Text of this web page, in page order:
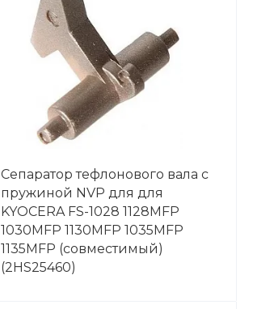
Сепаратор тефлонового вала с
пружиной NVP для для
KYOCERA FS-1028 1128MFP
1030MFP 1130MFP 1035MFP
1135MFP (совместимый)
(2HS25460)